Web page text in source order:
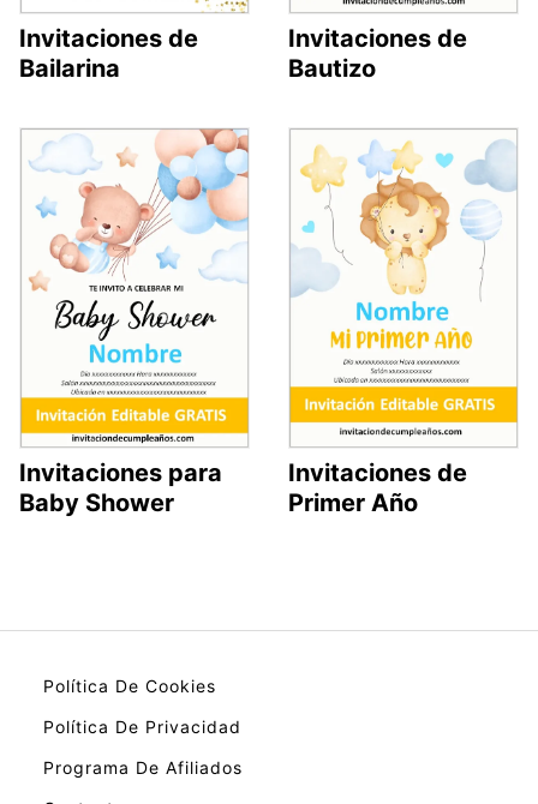
Invitaciones de
Bailarina
Invitaciones de
Bautizo
Invitaciones para
Baby Shower
Invitaciones de
Primer Año
Política De Cookies
Política De Privacidad
Programa De Afiliados